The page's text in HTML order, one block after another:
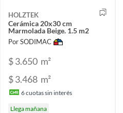
HOLZTEK
Cerámica 20x30 cm
Marmolada Beige. 1.5 m2
Por SODIMAC
$ 3.650 m²
$ 3.468 m²
6cuotas sin interés
Llega mañana